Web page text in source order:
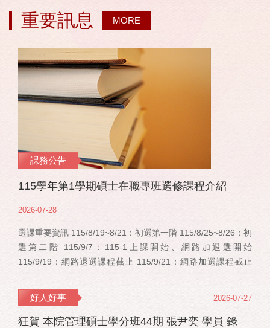
重要訊息 MORE
課務公告
115學年第1學期碩士在職專班選修課程介紹
2026-07-28
選課重要資訊 115/8/19~8/21：初選第一階 115/8/25~8/26：初
選第二階 115/9/7：115-1上課開始、網路加退選開始
115/9/19：網路退選課程截止 115/9/21：網路加選課程截止
【賽明成老師】 相關連結：週一：大局勢：美...
好人好事
狂賀 本院管理碩士學分班44期 張尹奕 學員 錄
2026-07-27